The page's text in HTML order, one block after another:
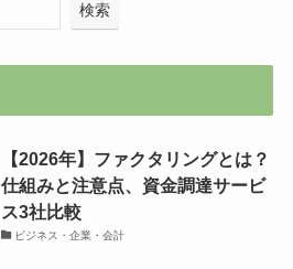
検索
【2026年】ファクタリングとは？
仕組みと注意点、資金調達サービ
ス3社比較
ビジネス・企業・会計